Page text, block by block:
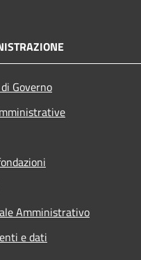
Governo
Amministrativo
e dati